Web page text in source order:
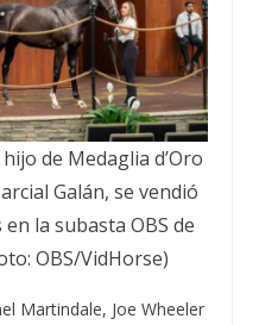
de Medaglia d’Oro
Galán, se vendió
la subasta OBS de
OBS/VidHorse)
Martindale, Joe Wheeler